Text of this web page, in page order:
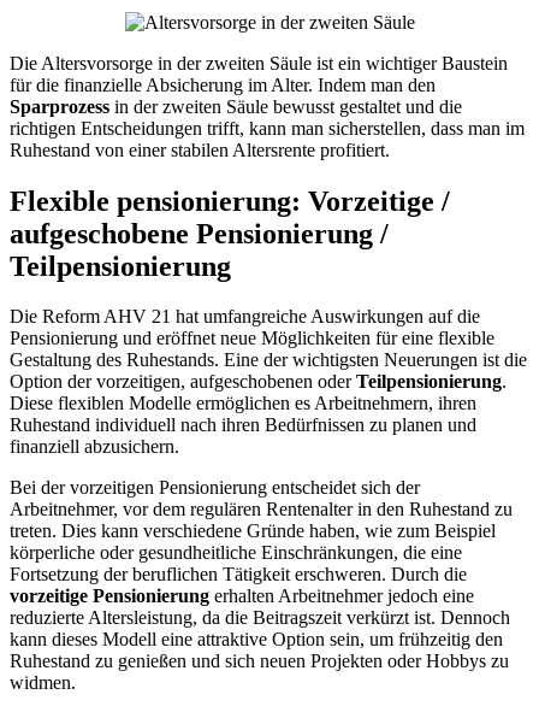
Die Altersvorsorge in der zweiten Säule ist ein wichtiger Baustein
für die finanzielle Absicherung im Alter. Indem man den
Sparprozess in der zweiten Säule bewusst gestaltet und die
richtigen Entscheidungen trifft, kann man sicherstellen, dass man im
Ruhestand von einer stabilen Altersrente profitiert.
Flexible pensionierung: Vorzeitige /
aufgeschobene Pensionierung /
Teilpensionierung
Die Reform AHV 21 hat umfangreiche Auswirkungen auf die
Pensionierung und eröffnet neue Möglichkeiten für eine flexible
Gestaltung des Ruhestands. Eine der wichtigsten Neuerungen ist die
Option der vorzeitigen, aufgeschobenen oderTeilpensionierung.
Diese flexiblen Modelle ermöglichen es Arbeitnehmern, ihren
Ruhestand individuell nach ihren Bedürfnissen zu planen und
finanziell abzusichern.
Bei der vorzeitigen Pensionierung entscheidet sich der
Arbeitnehmer, vor dem regulären Rentenalter in den Ruhestand zu
treten. Dies kann verschiedene Gründe haben, wie zum Beispiel
körperliche oder gesundheitliche Einschränkungen, die eine
Fortsetzung der beruflichen Tätigkeit erschweren. Durch die
vorzeitige Pensionierung erhalten Arbeitnehmer jedoch eine
reduzierte Altersleistung, da die Beitragszeit verkürzt ist. Dennoch
kann dieses Modell eine attraktive Option sein, um frühzeitig den
Ruhestand zu genießen und sich neuen Projekten oder Hobbys zu
widmen.